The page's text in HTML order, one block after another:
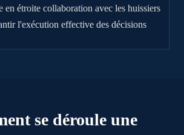
en étroite collaboration avec les huissiers
l'exécution effective des décisions
se déroule une